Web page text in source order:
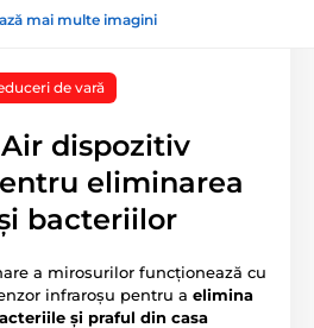
mai multe imagini
de vară
dispozitiv
eliminarea
bacteriilor
a mirosurilor funcționează cu
infraroșu pentru a elimina
și praful din casa